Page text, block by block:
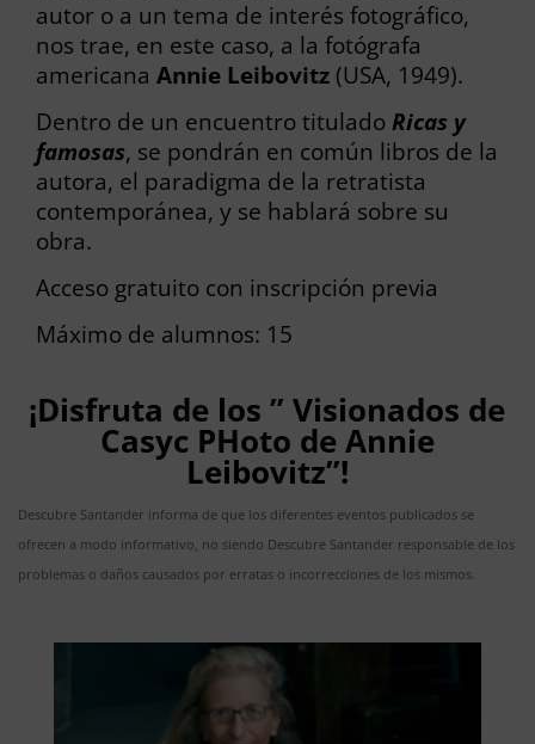
autor o a un tema de interés fotográfico,
nos trae, en este caso, a la fotógrafa
americana Annie Leibovitz (USA, 1949).
Dentro de un encuentro titulado Ricas y
famosas, se pondrán en común libros de la
autora, el paradigma de la retratista
contemporánea, y se hablará sobre su
obra.
Acceso gratuito con inscripción previa
Máximo de alumnos: 15
¡Disfruta de los ” Visionados de
Casyc PHoto de Annie
Leibovitz”!
Descubre Santander informa de que los diferentes eventos publicados se
ofrecen a modo informativo, no siendo Descubre Santander responsable de los
problemas o daños causados por erratas o incorrecciones de los mismos.